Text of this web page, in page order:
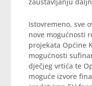
Istovremeno, sve
nove mogućnosti
projekata Općine
mogućnosti
dječjeg vrtića te
moguće izvore